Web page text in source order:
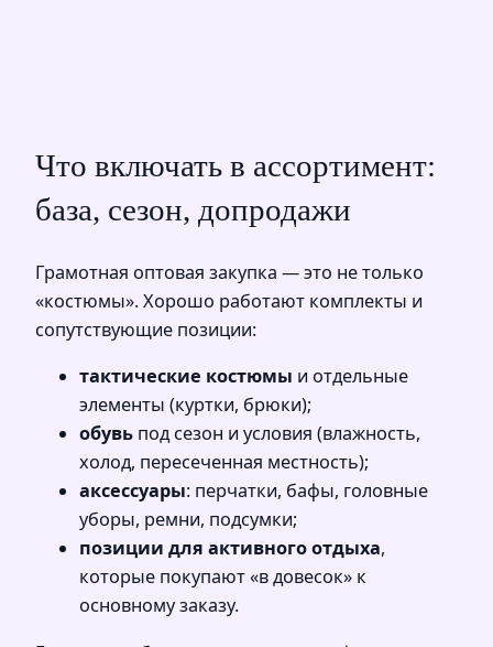
Что включать в ассортимент:
база, сезон, допродажи
Грамотная оптовая закупка — это не только
«костюмы». Хорошо работают комплекты и
сопутствующие позиции:
тактические костюмы и отдельные
элементы (куртки, брюки);
обувь под сезон и условия (влажность,
холод, пересеченная местность);
аксессуары: перчатки, бафы, головные
уборы, ремни, подсумки;
позиции для активного отдыха,
которые покупают «в довесок» к
основному заказу.